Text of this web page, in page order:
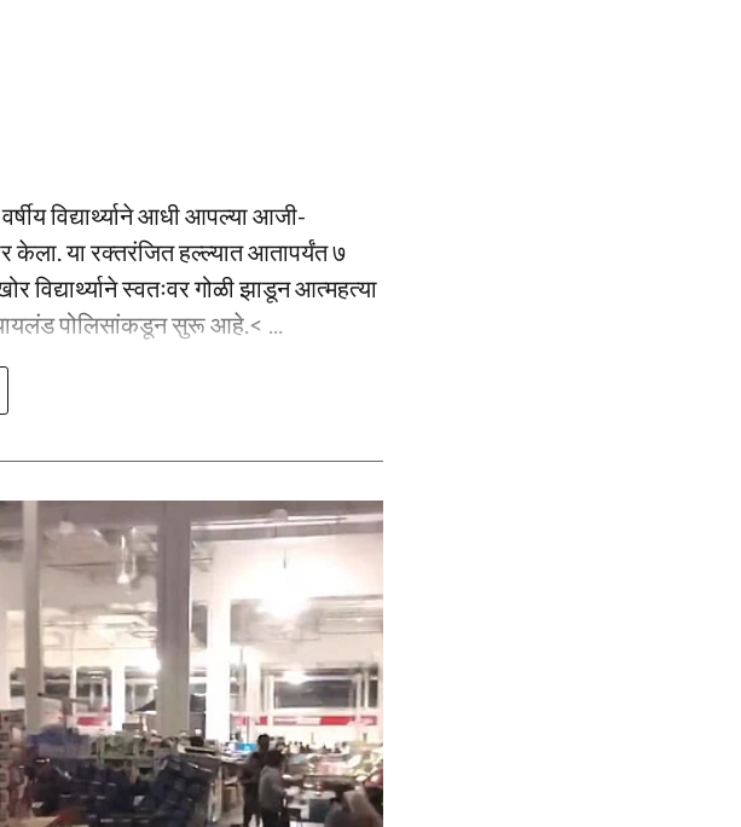
विद्यार्थ्याने आधी आपल्या आजी-
केला. या रक्तरंजित हल्ल्यात आतापर्यंत ७
स्वतःवर गोळी झाडून आत्महत्या
पोलिसांकडून सुरू आहे.< ...